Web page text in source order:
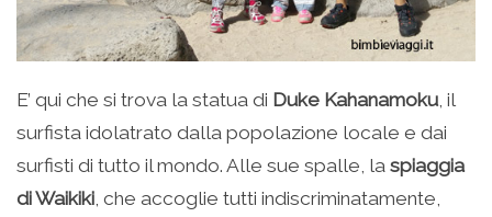
E’ qui che si trova la statua di Duke Kahanamoku, il
surfista idolatrato dalla popolazione locale e dai
surfisti di tutto il mondo. Alle sue spalle, la spiaggia
di Waikiki, che accoglie tutti indiscriminatamente,